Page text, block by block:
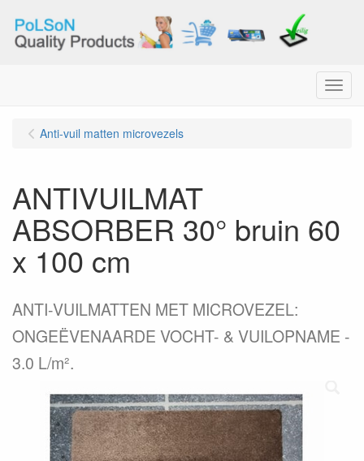
Menu
Anti-vuil matten microvezels
ANTIVUILMAT
ABSORBER 30° bruin 60
x 100 cm
ANTI-VUILMATTEN MET MICROVEZEL:
ONGEËVENAARDE VOCHT- & VUILOPNAME -
3.0 L/m².